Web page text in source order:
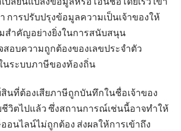
การปรับปรุงข้อมูลความเป็นเจ้าของให้
สำคัญอย่างยิ่งในการสนับสนุน
สอบความถูกต้องของเลขประจำตัว
นระบบภาษีของท้องถิ่น
นที่ต้องเสียภาษีถูกบันทึกในชื่อเจ้าของ
ชีวิตไปแล้ว ซึ่งสถานการณ์เช่นนี้อาจทำให้
อนไลน์ไม่ถูกต้อง ส่งผลให้การเข้าถึง